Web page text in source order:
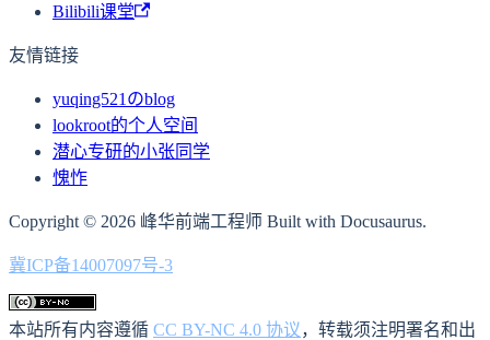
Bilibili课堂
友情链接
yuqing521のblog
lookroot的个人空间
潜心专研的小张同学
愧怍
Copyright © 2026 峰华前端工程师 Built with Docusaurus.
冀ICP备14007097号-3
本站所有内容遵循 CC BY-NC 4.0 协议，转载须注明署名和出